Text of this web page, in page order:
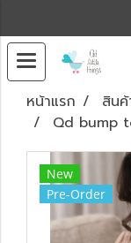
หน้าแรก สิน
Qd bump
New
Pre-Order